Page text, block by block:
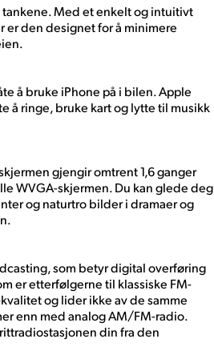
Med et enkelt og intuitivt
den designet for å minimere
å bruke iPhone på i bilen. Apple
å ringe, bruke kart og lytte til musikk
gjengir omtrent 1,6 ganger
WVGA-skjermen. Du kan glede deg
og naturtro bilder i dramaer og
som betyr digital overføring
er etterfølgerne til klassiske FM-
og lider ikke av de samme
enn med analog AM/FM-radio.
din fra den